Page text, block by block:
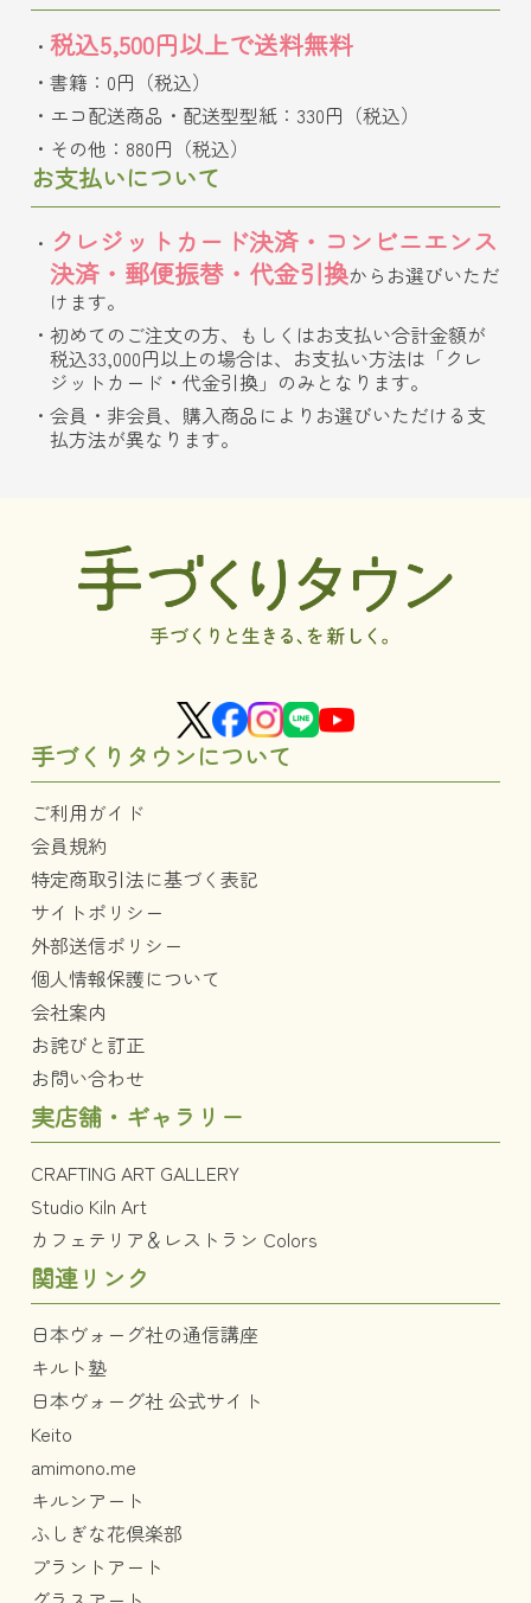
税込5,500円以上で送料無料
書籍：0円（税込）
エコ配送商品・配送型型紙：330円（税込）
その他：880円（税込）
お支払いについて
クレジットカード決済・コンビニエンス
決済・郵便振替・代金引換からお選びいただ
けます。
初めてのご注文の方、もしくはお支払い合計金額が
税込33,000円以上の場合は、お支払い方法は「クレ
ジットカード・代金引換」のみとなります。
会員・非会員、購入商品によりお選びいただける支
払方法が異なります。
手づくりタウンについて
ご利用ガイド
会員規約
特定商取引法に基づく表記
サイトポリシー
外部送信ポリシー
個人情報保護について
会社案内
お詫びと訂正
お問い合わせ
実店舗・ギャラリー
CRAFTING ART GALLERY
Studio Kiln Art
カフェテリア＆レストラン Colors
関連リンク
日本ヴォーグ社の通信講座
キルト塾
日本ヴォーグ社 公式サイト
Keito
amimono.me
キルンアート
ふしぎな花倶楽部
プラントアート